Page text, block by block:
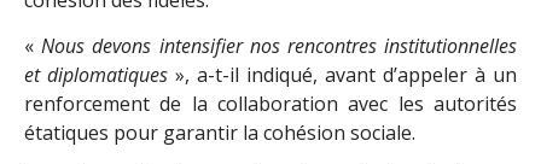
«Nous devons intensifier nos rencontres institutionnelles
et diplomatiques », a-t-il indiqué, avant d’appeler à un
renforcement de la collaboration avec les autorités
étatiques pour garantir la cohésion sociale.